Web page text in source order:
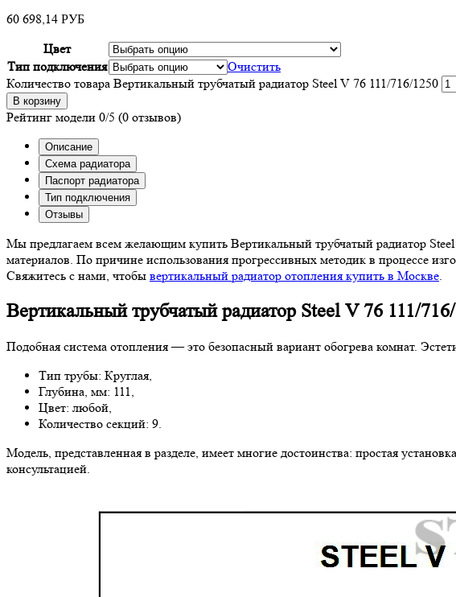
60 698,14 РУБ
Цвет
Тип подключения
Очистить
Количество товара Вертикальный трубчатый радиатор Steel V 76 111/716/1250
В корзину
Рейтинг модели 0/5 (0 отзывов)
Описание
Схема радиатора
Паспорт радиатора
Тип подключения
Отзывы
Мы предлагаем всем желающим купить Вертикальный трубчатый радиатор
материалов. По причине использования прогрессивных методик в процессе
Свяжитесь с нами, чтобы вертикальный радиатор отопления купить в Москве
Вертикальный трубчатый радиатор Steel V 76 111/
Подобная система отопления — это безопасный вариант обогрева комнат.
Тип трубы: Круглая,
Глубина, мм: 111,
Цвет: любой,
Количество секций: 9.
Модель, представленная в разделе, имеет многие достоинства: простая
консультацией.